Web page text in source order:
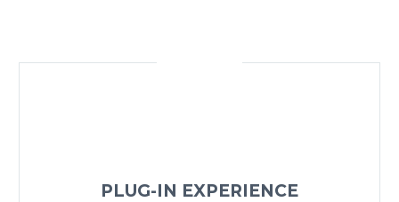
PLUG-IN EXPERIENCE